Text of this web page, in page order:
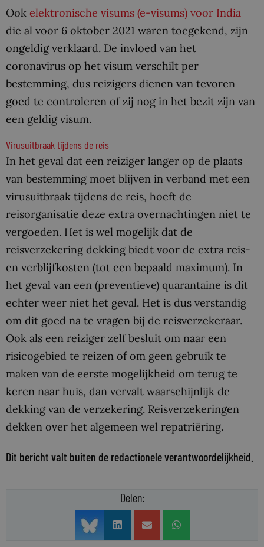
Ook elektronische visums (e-visums) voor India
die al voor 6 oktober 2021 waren toegekend, zijn
ongeldig verklaard. De invloed van het
coronavirus op het visum verschilt per
bestemming, dus reizigers dienen van tevoren
goed te controleren of zij nog in het bezit zijn van
een geldig visum.
Virusuitbraak tijdens de reis
In het geval dat een reiziger langer op de plaats
van bestemming moet blijven in verband met een
virusuitbraak tijdens de reis, hoeft de
reisorganisatie deze extra overnachtingen niet te
vergoeden. Het is wel mogelijk dat de
reisverzekering dekking biedt voor de extra reis-
en verblijfkosten (tot een bepaald maximum). In
het geval van een (preventieve) quarantaine is dit
echter weer niet het geval. Het is dus verstandig
om dit goed na te vragen bij de reisverzekeraar.
Ook als een reiziger zelf besluit om naar een
risicogebied te reizen of om geen gebruik te
maken van de eerste mogelijkheid om terug te
keren naar huis, dan vervalt waarschijnlijk de
dekking van de verzekering. Reisverzekeringen
dekken over het algemeen wel repatriëring.
Dit bericht valt buiten de redactionele verantwoordelijkheid.
Delen: